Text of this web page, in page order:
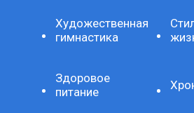
Художественная
гимнастика
Здоровое
питание